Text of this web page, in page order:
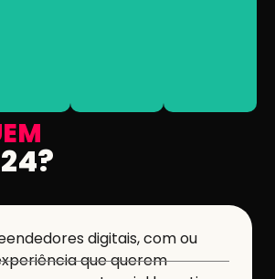
SDX
digitais, com ou
que querem